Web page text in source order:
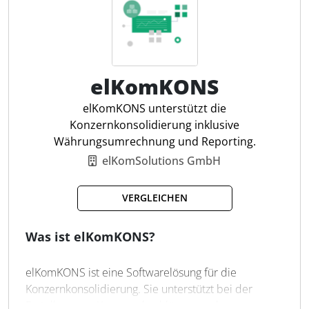
reduziert Fehlerquellen, sichert die Datenintegrität
und ermöglicht eine gesetzeskonforme und
revisionssichere Berichterstattung. Für
Steuerfachleute ergibt sich daraus ein klarer
Gesamtüberblick über die Unternehmenssituation
und eine Entlastung des Arbeitsalltags.
Schuldenkonsolidierung
Währungsumrechnung
Goodwill-Verrechnung
Automatisierte Workflows
Intercompany-Abstimmung
Aufwands-/Ertragsabgleich
Kapital-Konsolidierung
Prüfpfade & Dokumentation
elKomKONS
elKomKONS unterstützt die
Konzernkonsolidierung inklusive
Währungsumrechnung und Reporting.
elKomSolutions GmbH
VERGLEICHEN
Was ist elKomKONS?
elKomKONS ist eine Softwarelösung für die
Konzernkonsolidierung. Sie unterstützt bei der